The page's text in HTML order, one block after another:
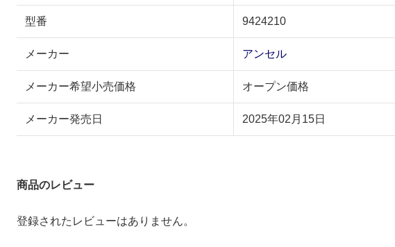
型番 9424210
メーカー アンセル
メーカー希望小売価格 オープン価格
メーカー発売日 2025年02月15日
商品のレビュー
登録されたレビューはありません。